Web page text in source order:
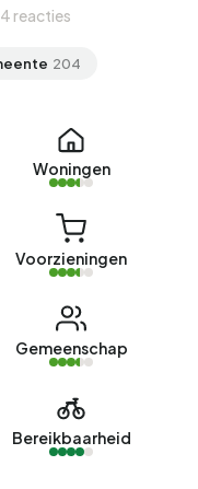
reacties
204
Woningen
Voorzieningen
Gemeenschap
Bereikbaarheid